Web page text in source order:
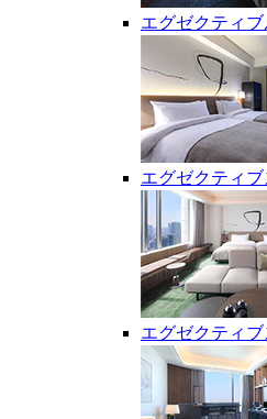
エグゼクティブ
エグゼクティ
エグゼクティ